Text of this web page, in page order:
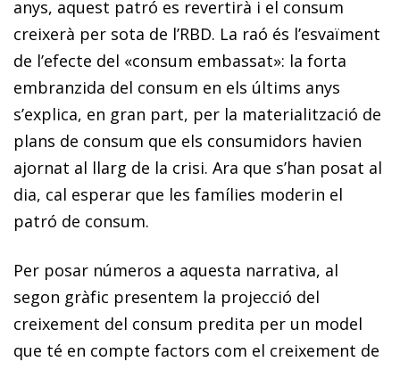
anys, aquest patró es revertirà i el consum
creixerà per sota de l’RBD. La raó és l’esvaïment
de l’efecte del «consum em­­bassat»: la forta
embranzida del consum en els últims anys
s’explica, en gran part, per la materialització de
plans de consum que els consumidors havien
ajornat al llarg de la crisi. Ara que s’han posat al
dia, cal esperar que les famílies moderin el
patró de consum.
Per posar números a aquesta narrativa, al
segon gràfic presentem la projecció del
creixement del consum predita per un model
que té en compte factors com el creixement de